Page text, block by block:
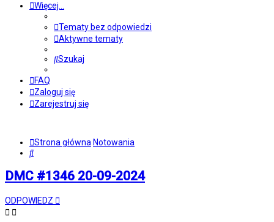
Więcej…
Tematy bez odpowiedzi
Aktywne tematy
Szukaj
FAQ
Zaloguj się
Zarejestruj się
Strona główna Notowania
Szukaj
DMC #1346 20-09-2024
ODPOWIEDZ